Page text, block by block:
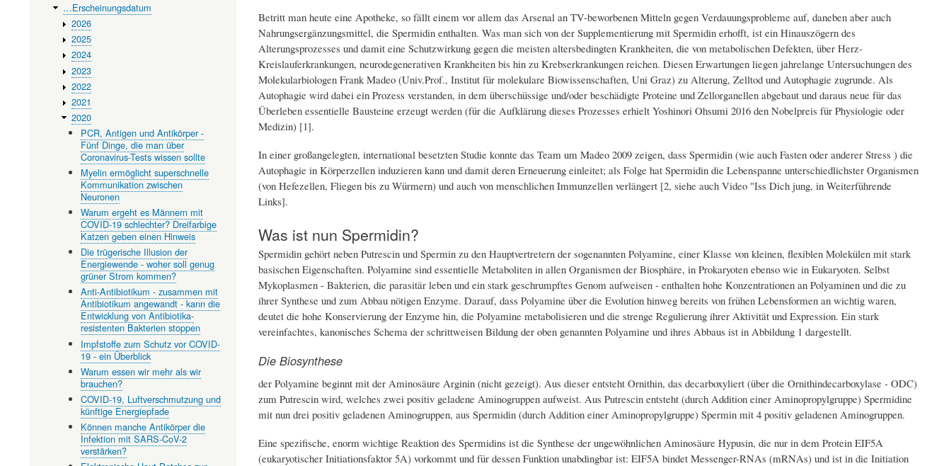
Betritt man heute eine Apotheke, so fällt einem vor allem das Arsenal an TV-beworbenen Mitteln gegen Verdauungsprobleme auf, daneben aber auch
Nahrungsergänzungsmittel, die Spermidin enthalten. Was man sich von der Supplementierung mit Spermidin erhofft, ist ein Hinauszögern des
Alterungsprozesses und damit eine Schutzwirkung gegen die meisten altersbedingten Krankheiten, die von metabolischen Defekten, über Herz-
Kreislauferkrankungen, neurodegenerativen Krankheiten bis hin zu Krebserkrankungen reichen. Diesen Erwartungen liegen jahrelange Untersuchungen des
Molekularbiologen Frank Madeo (Univ.Prof., Institut für molekulare Biowissenschaften, Uni Graz) zu Alterung, Zelltod und Autophagie zugrunde. Als
Autophagie wird dabei ein Prozess verstanden, in dem überschüssige und/oder beschädigte Proteine und Zellorganellen abgebaut und daraus neue für das
Überleben essentielle Bausteine erzeugt werden (für die Aufklärung dieses Prozesses erhielt Yoshinori Ohsumi 2016 den Nobelpreis für Physiologie oder
Medizin) [1].
In einer großangelegten, international besetzten Studie konnte das Team um Madeo 2009 zeigen, dass Spermidin (wie auch Fasten oder anderer Stress ) die
Autophagie in Körperzellen induzieren kann und damit deren Erneuerung einleitet; als Folge hat Spermidin die Lebenspanne unterschiedlichster Organismen
(von Hefezellen, Fliegen bis zu Würmern) und auch von menschlichen Immunzellen verlängert [2, siehe auch Video "Iss Dich jung, in Weiterführende
Links].
Was ist nun Spermidin?
Spermidin gehört neben Putrescin und Spermin zu den Hauptvertretern der sogenannten Polyamine, einer Klasse von kleinen, flexiblen Molekülen mit stark
basischen Eigenschaften. Polyamine sind essentielle Metaboliten in allen Organismen der Biosphäre, in Prokaryoten ebenso wie in Eukaryoten. Selbst
Mykoplasmen - Bakterien, die parasitär leben und ein stark geschrumpftes Genom aufweisen - enthalten hohe Konzentrationen an Polyaminen und die zu
ihrer Synthese und zum Abbau nötigen Enzyme. Darauf, dass Polyamine über die Evolution hinweg bereits von frühen Lebensformen an wichtig waren,
deutet die hohe Konservierung der Enzyme hin, die Polyamine metabolisieren und die strenge Regulierung ihrer Aktivität und Expression. Ein stark
vereinfachtes, kanonisches Schema der schrittweisen Bildung der oben genannten Polyamine und ihres Abbaus ist in Abbildung 1 dargestellt.
Die Biosynthese
der Polyamine beginnt mit der Aminosäure Arginin (nicht gezeigt). Aus dieser entsteht Ornithin, das decarboxyliert (über die Ornithindecarboxylase - ODC)
zum Putrescin wird, welches zwei positiv geladene Aminogruppen aufweist. Aus Putrescin entsteht (durch Addition einer Aminopropylgruppe) Spermidine
mit nun drei positiv geladenen Aminogruppen, aus Spermidin (durch Addition einer Aminopropylgruppe) Spermin mit 4 positiv geladenen Aminogruppen.
Eine spezifische, enorm wichtige Reaktion des Spermidins ist die Synthese der ungewöhnlichen Aminosäure Hypusin, die nur in dem Protein EIF5A
(eukaryotischer Initiationsfaktor 5A) vorkommt und für dessen Funktion unabdingbar ist: EIF5A bindet Messenger-RNAs (mRNAs) und ist in die Initiation
…Erscheinungsdatum
2026
2025
2024
2023
2022
2021
2020
PCR, Antigen und Antikörper -
Fünf Dinge, die man über
Coronavirus-Tests wissen sollte
Myelin ermöglicht superschnelle
Kommunikation zwischen
Neuronen
Warum ergeht es Männern mit
COVID-19 schlechter? Dreifarbige
Katzen geben einen Hinweis
Die trügerische Illusion der
Energiewende - woher soll genug
grüner Strom kommen?
Anti-Antibiotikum - zusammen mit
Antibiotikum angewandt - kann die
Entwicklung von Antibiotika-
resistenten Bakterien stoppen
Impfstoffe zum Schutz vor COVID-
19 - ein Überblick
Warum essen wir mehr als wir
brauchen?
COVID-19, Luftverschmutzung und
künftige Energiepfade
Können manche Antikörper die
Infektion mit SARS-CoV-2
verstärken?